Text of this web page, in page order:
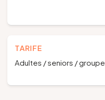
TARIFE
Adultes / seniors /